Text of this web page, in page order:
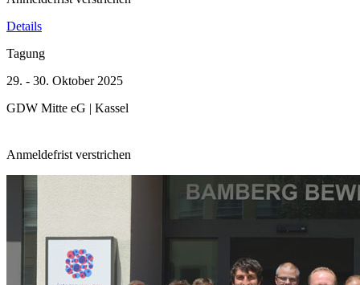
Details
Tagung
29. - 30. Oktober 2025
GDW Mitte eG | Kassel
Anmeldefrist verstrichen